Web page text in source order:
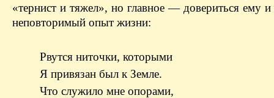
«тернист и тяжел», но главное — довериться ему и
неповторимый опыт жизни:
Рвутся ниточки, которыми
Я привязан был к Земле.
Что служило мне опорами,